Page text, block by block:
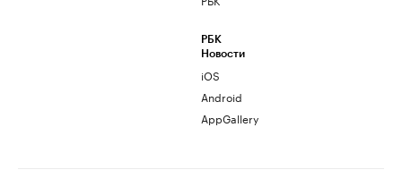
РБК
Новости
iOS
Android
AppGallery